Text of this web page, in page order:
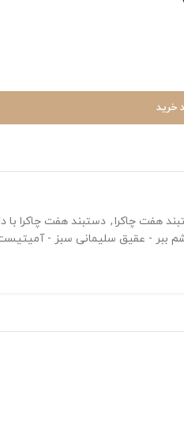
خرید
هفت چاکرا, دستبند هفت چاکرا با
ببر - عقیق سلیمانی سبز -